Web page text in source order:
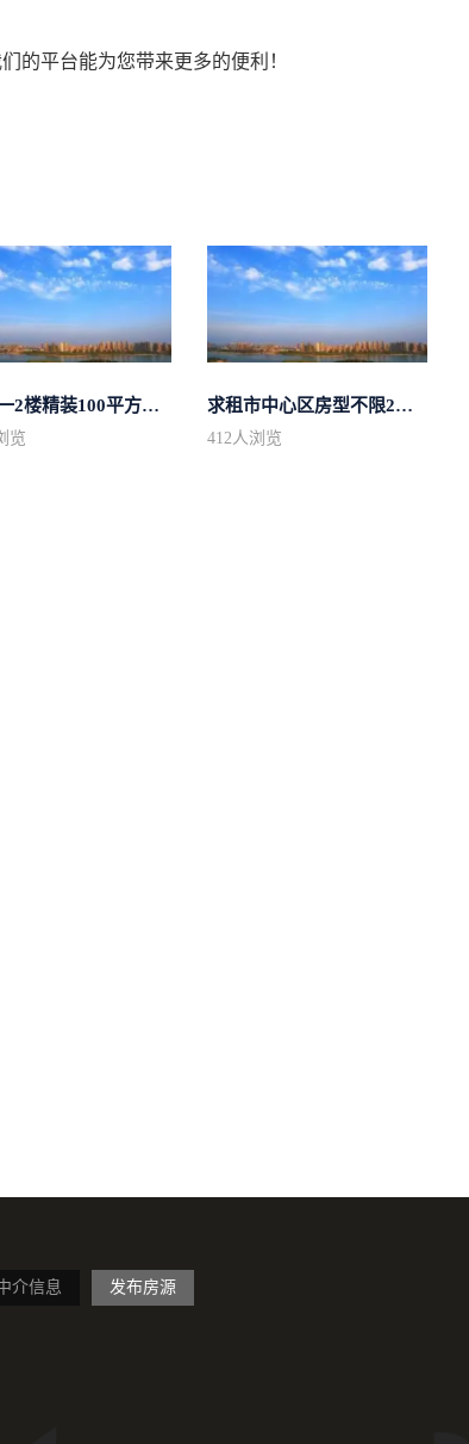
的平台能为您带来更多的便利！
求租1一2楼精装100平方里面基本设备不...
览
求租市中心区房型不限2室1厅中档装修
412人浏览
介信息 发布房源